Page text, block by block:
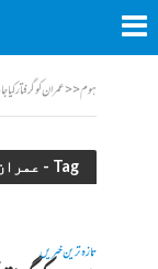
ہوم<<عمران کو گرفتار
Tag - عمران کو گرفتار کیا جائے
تازہ ترین خبریں